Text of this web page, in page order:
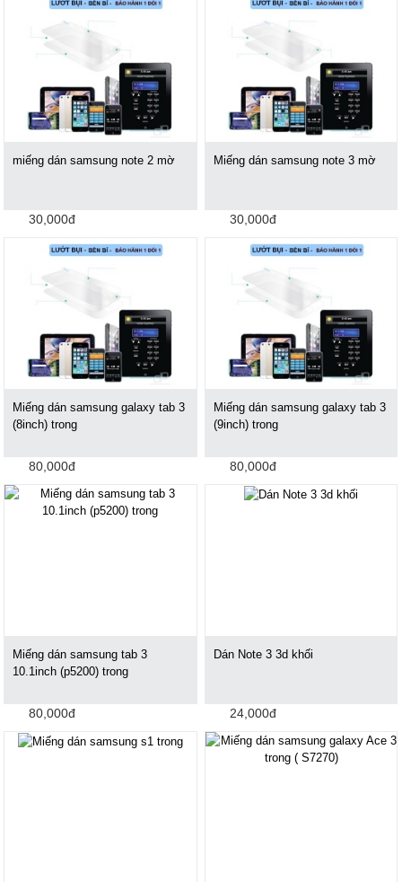
miếng dán samsung note 2 mờ
30,000đ
Miếng dán samsung note 3 mờ
30,000đ
Miếng dán samsung galaxy tab 3
(8inch) trong
80,000đ
Miếng dán samsung galaxy tab 3
(9inch) trong
80,000đ
Miếng dán samsung tab 3
10.1inch (p5200) trong
80,000đ
Dán Note 3 3d khối
24,000đ